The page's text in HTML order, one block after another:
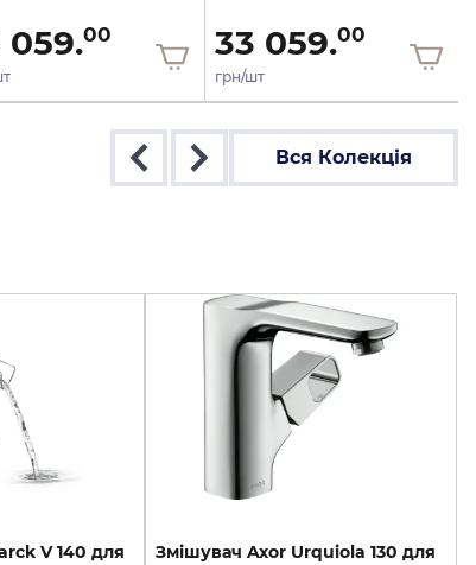
059.00 33 059.00
грн/шт
Вся Колекція
V 140 для
Змішувач Axor Urquiola 130 для